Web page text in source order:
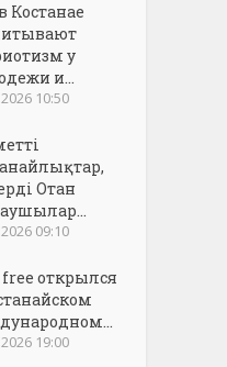
Костанае
у
и...
10:50
Отан
09:10
free открылся
19:00